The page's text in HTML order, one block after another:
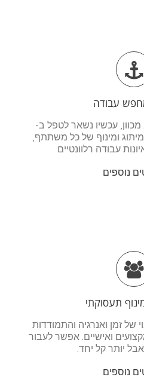
עבודה
עכשיו נשאר לטפל ב-
ומינוף של כל משתתף,
עבודה רלוונטיים
נוספים
תעסוקתי
של זמן ואנרגיה והתמודדות
ואישיים. אפשר לעבור
יותר קל יחד.
נוספים